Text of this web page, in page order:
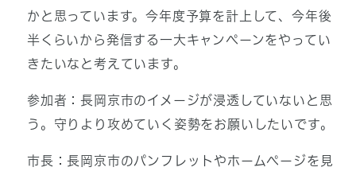
かと思っています。今年度予算を計上して、今年後
半くらいから発信する一大キャンペーンをやってい
きたいなと考えています。
参加者：長岡京市のイメージが浸透していないと思
う。守りより攻めていく姿勢をお願いしたいです。
市長：長岡京市のパンフレットやホームページを見